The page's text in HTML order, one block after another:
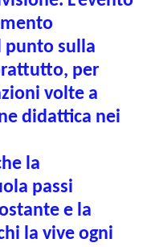
sulla
per
volte a
didattica nei
la
passi
e la
la vive ogni